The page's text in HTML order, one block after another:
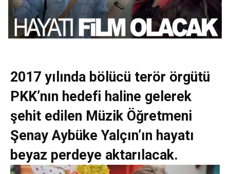
2017 yılında bölücü terör örgütü
PKK’nın hedefi haline gelerek
şehit edilen Müzik Öğretmeni
Şenay Aybüke Yalçın’ın hayatı
beyaz perdeye aktarılacak.